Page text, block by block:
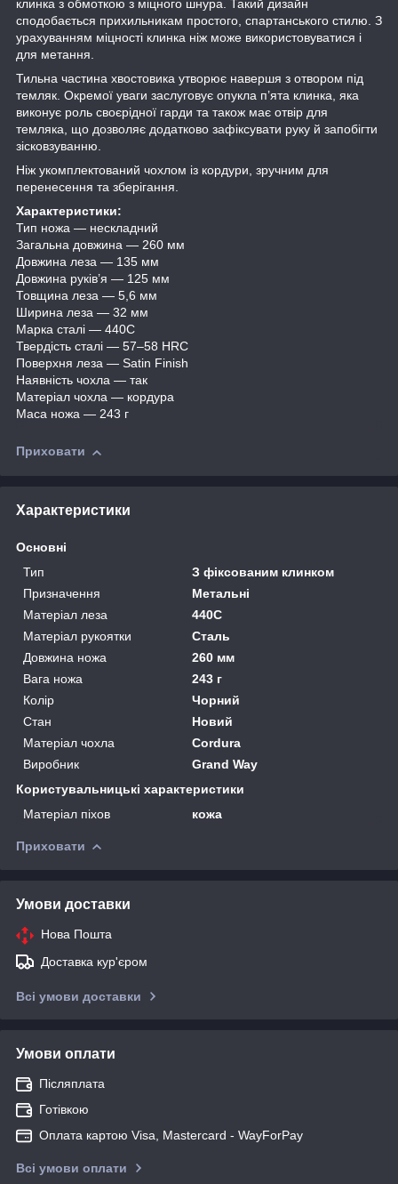
клинка з обмоткою з міцного шнура. Такий дизайн
сподобається прихильникам простого, спартанського стилю. З
урахуванням міцності клинка ніж може використовуватися і
для метання.
Тильна частина хвостовика утворює навершя з отвором під
темляк. Окремої уваги заслуговує опукла п’ята клинка, яка
виконує роль своєрідної гарди та також має отвір для
темляка, що дозволяє додатково зафіксувати руку й запобігти
зісковзуванню.
Ніж укомплектований чохлом із кордури, зручним для
перенесення та зберігання.
Характеристики:
Тип ножа — нескладний
Загальна довжина — 260 мм
Довжина леза — 135 мм
Довжина руків’я — 125 мм
Товщина леза — 5,6 мм
Ширина леза — 32 мм
Марка сталі — 440C
Твердість сталі — 57–58 HRC
Поверхня леза — Satin Finish
Наявність чохла — так
Матеріал чохла — кордура
Маса ножа — 243 г
Приховати
Характеристики
Основні
Тип
З фіксованим клинком
Призначення
Метальні
Матеріал леза
440C
Матеріал рукоятки
Сталь
Довжина ножа
260 мм
Вага ножа
243 г
Колір
Чорний
Стан
Новий
Матеріал чохла
Cordura
Виробник
Grand Way
Користувальницькі характеристики
Матеріал піхов
кожа
Приховати
Умови доставки
Нова Пошта
Доставка кур'єром
Всі умови доставки
Умови оплати
Післяплата
Готівкою
Оплата картою Visa, Mastercard - WayForPay
Всі умови оплати